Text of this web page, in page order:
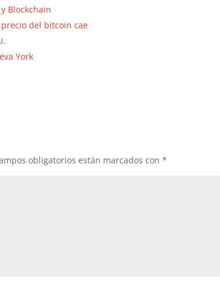
Blockchain
precio del bitcoin cae
York
obligatorios están marcados con*